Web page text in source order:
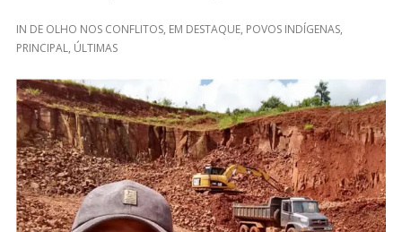
IN DE OLHO NOS CONFLITOS, EM DESTAQUE, POVOS INDÍGENAS,
PRINCIPAL, ÚLTIMAS